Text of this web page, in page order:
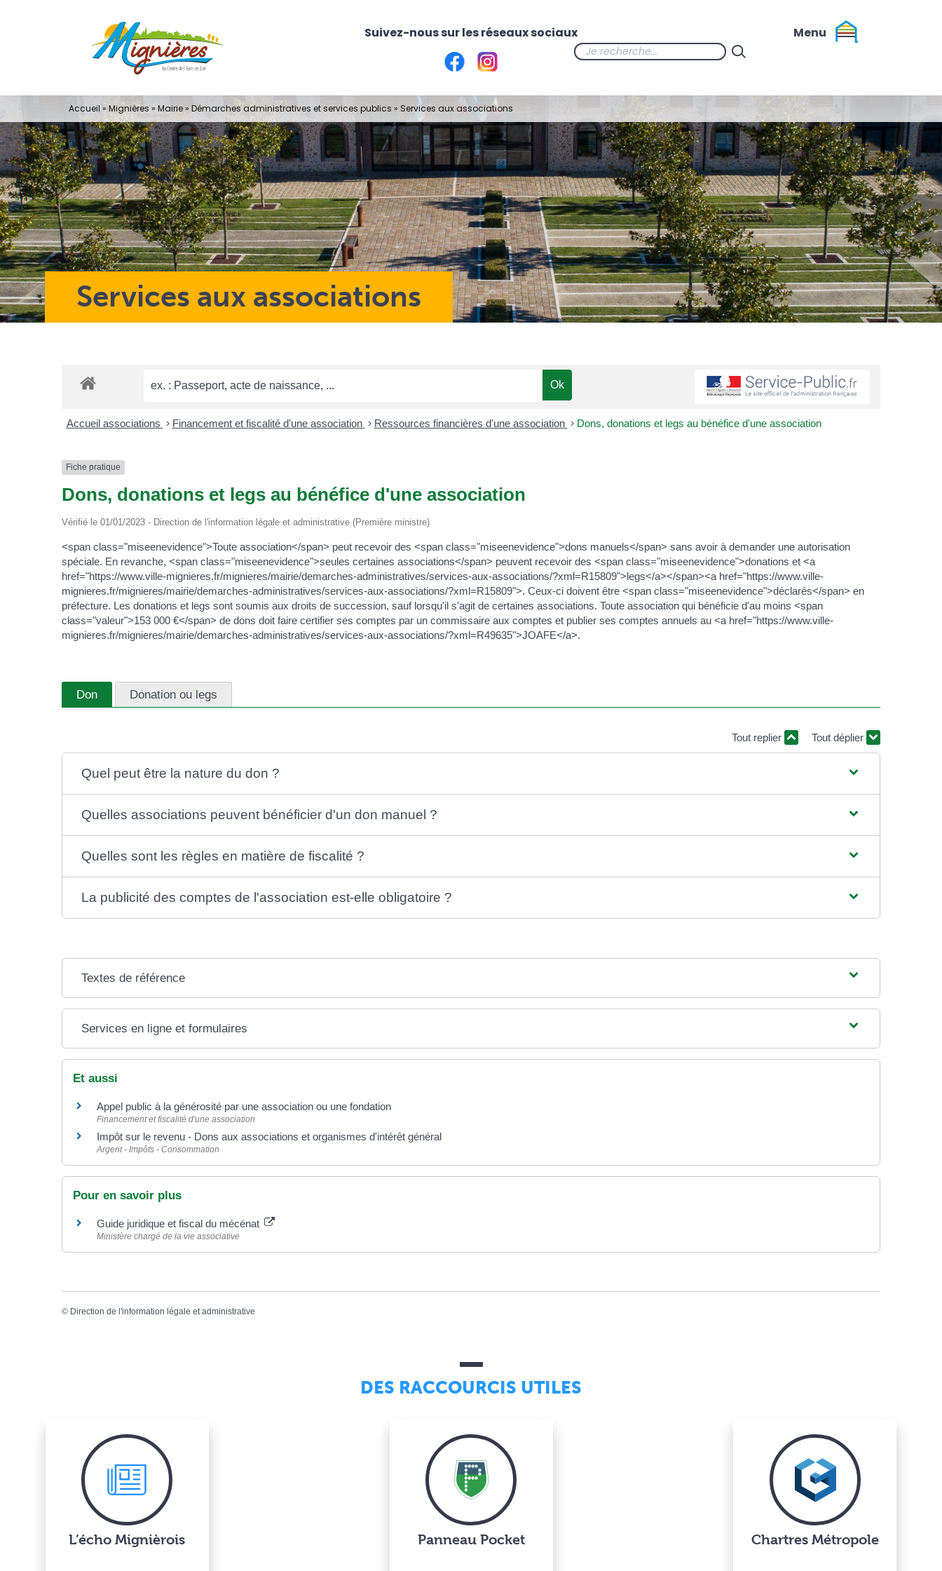
Services aux associations
Accueil » Mignières » Mairie» Démarches administratives et services publics » Services aux associations
Accueil associations > Financement et fiscalité d'une association > Ressources financières d'une association > Dons, donations et legs au bénéfice d'une association
Fiche pratique
Dons, donations et legs au bénéfice d'une association
Vérifié le 01/01/2023 - Direction de l'information légale et administrative (Première ministre)
<span class="miseenevidence">Toute association</span> peut recevoir des <span class="miseenevidence">dons manuels</span> sans avoir à demander une autorisation
spéciale. En revanche, <span class="miseenevidence">seules certaines associations</span> peuvent recevoir des <span class="miseenevidence">donations et <a
href="https://www.ville-mignieres.fr/mignieres/mairie/demarches-administratives/services-aux-associations/?xml=R15809">legs</a></span><a href="https://www.ville-
mignieres.fr/mignieres/mairie/demarches-administratives/services-aux-associations/?xml=R15809">. Ceux-ci doivent être <span class="miseenevidence">déclarés</span> en
préfecture. Les donations et legs sont soumis aux droits de succession, sauf lorsqu'il s'agit de certaines associations. Toute association qui bénéficie d'au moins <span
class="valeur">153 000 €</span> de dons doit faire certifier ses comptes par un commissaire aux comptes et publier ses comptes annuels au <a href="https://www.ville-
mignieres.fr/mignieres/mairie/demarches-administratives/services-aux-associations/?xml=R49635">JOAFE</a>.
Don Donation ou legs
Tout replier Tout déplier
Quel peut être la nature du don ?
Quelles associations peuvent bénéficier d'un don manuel ?
Quelles sont les règles en matière de fiscalité ?
La publicité des comptes de l'association est-elle obligatoire ?
Textes de référence
Services en ligne et formulaires
Et aussi
Appel public à la générosité par une association ou une fondation
Financement et fiscalité d'une association
Impôt sur le revenu - Dons aux associations et organismes d'intérêt général
Argent - Impôts - Consommation
Pour en savoir plus
Guide juridique et fiscal du mécénat
Ministère chargé de la vie associative
© Direction de l'information légale et administrative
DES RACCOURCIS UTILES
L’écho Mignièrois Panneau Pocket Chartres Métropole